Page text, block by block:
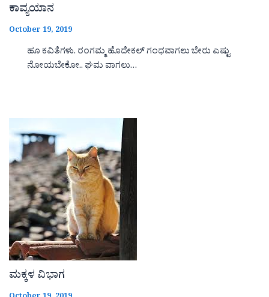
ಕಾವ್ಯಯಾನ
October 19, 2019
ಹೂ ಕವಿತೆಗಳು. ರಂಗಮ್ಮ ಹೊದೇಕಲ್ ಗಂಧವಾಗಲು ಬೇರು ಎಷ್ಟು
ನೋಯಬೇಕೋ.. ಘಮ ವಾಗಲು…
ಮಕ್ಕಳ ವಿಭಾಗ